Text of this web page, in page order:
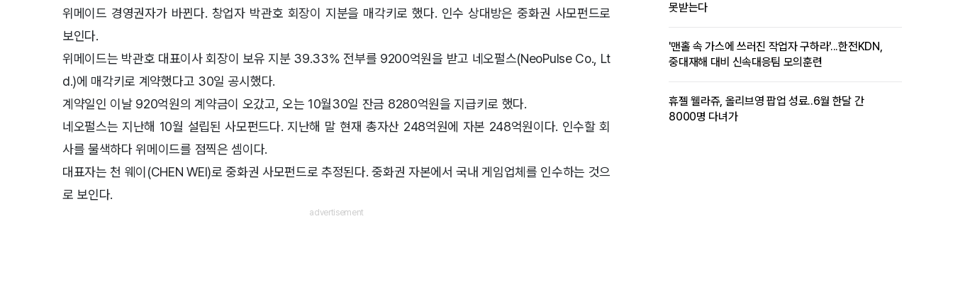
위메이드 경영권자가 바뀐다. 창업자 박관호 회장이 지분을 매각키로 했다. 인수 상대방은 중화권 사모펀드로
보인다.
위메이드는 박관호 대표이사 회장이 보유 지분 39.33% 전부를 9200억원을 받고 네오펄스(NeoPulse Co., Lt
d.)에 매각키로 계약했다고 30일 공시했다.
계약일인 이날 920억원의 계약금이 오갔고, 오는 10월30일 잔금 8280억원을 지급키로 했다.
네오펄스는 지난해 10월 설립된 사모펀드다. 지난해 말 현재 총자산 248억원에 자본 248억원이다. 인수할 회
사를 물색하다 위메이드를 점찍은 셈이다.
대표자는 천 웨이(CHEN WEI)로 중화권 사모펀드로 추정된다. 중화권 자본에서 국내 게임업체를 인수하는 것으
로 보인다.
못받는다
'맨홀 속 가스에 쓰러진 작업자 구하라'...한전KDN,
중대재해 대비 신속대응팀 모의훈련
휴젤 웰라쥬, 올리브영 팝업 성료..6월 한달 간
8000명 다녀가